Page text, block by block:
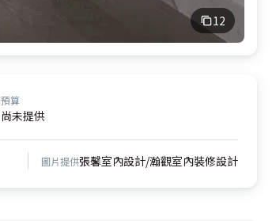
12
預算
尚未提供
圖片提供張馨室內設計/瀚觀室內裝修設計